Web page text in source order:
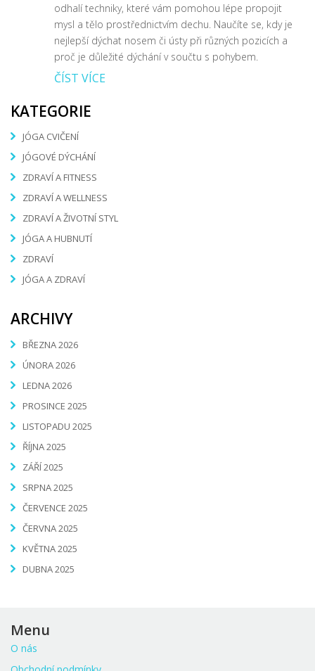
odhalí techniky, které vám pomohou lépe propojit
mysl a tělo prostřednictvím dechu. Naučíte se, kdy je
nejlepší dýchat nosem či ústy při různých pozicích a
proč je důležité dýchání v součtu s pohybem.
ČÍST VÍCE
KATEGORIE
JÓGA CVIČENÍ
JÓGOVÉ DÝCHÁNÍ
ZDRAVÍ A FITNESS
ZDRAVÍ A WELLNESS
ZDRAVÍ A ŽIVOTNÍ STYL
JÓGA A HUBNUTÍ
ZDRAVÍ
JÓGA A ZDRAVÍ
ARCHIVY
BŘEZNA 2026
ÚNORA 2026
LEDNA 2026
PROSINCE 2025
LISTOPADU 2025
ŘÍJNA 2025
ZÁŘÍ 2025
SRPNA 2025
ČERVENCE 2025
ČERVNA 2025
KVĚTNA 2025
DUBNA 2025
Menu
O nás